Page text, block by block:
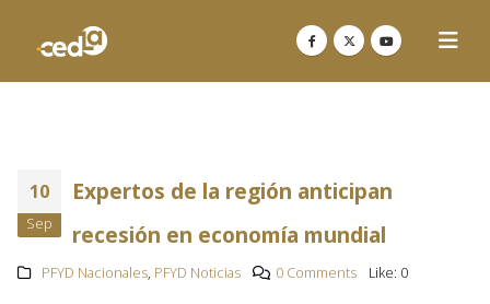
10
Sep
Expertos de la región anticipan
recesión en economía mundial
PFYD Nacionales, PFYD Noticias 0 Comments Like: 0